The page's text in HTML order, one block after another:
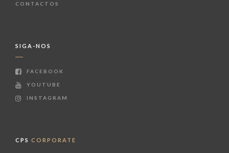
CONTACTOS
SIGA-NOS
FACEBOOK
YOUTUBE
INSTAGRAM
CPS CORPORATE